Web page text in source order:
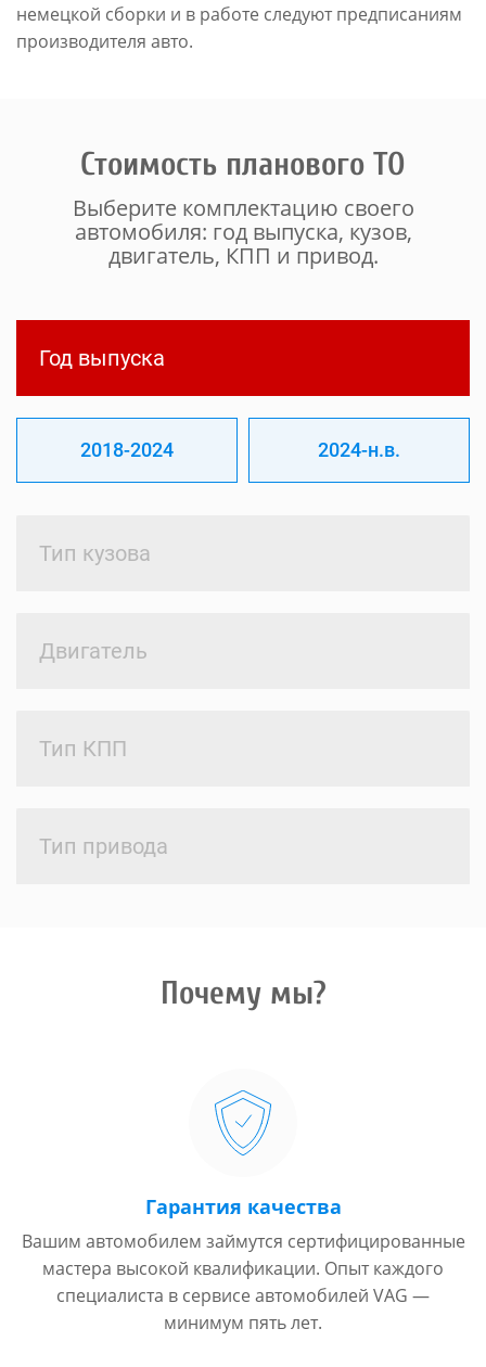
немецкой сборки и в работе следуют предписаниям
производителя авто.
Стоимость планового ТО
Выберите комплектацию своего
автомобиля: год выпуска, кузов,
двигатель, КПП и привод.
Год выпуска
2018-2024 2024-н.в.
Тип кузова
Двигатель
Тип КПП
Тип привода
Почему мы?
Гарантия качества
Вашим автомобилем займутся сертифицированные
мастера высокой квалификации. Опыт каждого
специалиста в сервисе автомобилей VAG —
минимум пять лет.